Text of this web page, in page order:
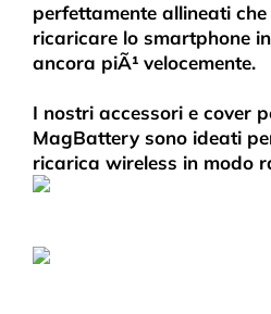
perfettamente allineati
ricaricare lo smartphone
ancora piÃ¹ velocemente.
I nostri accessori e cover
MagBattery sono ideati
ricarica wireless in modo